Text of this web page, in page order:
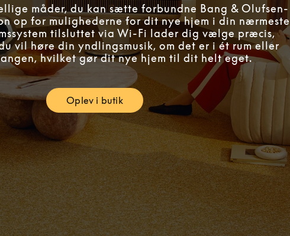
måder, du kan sætte forbundne Bang & Olufsen-
op for mulighederne for dit nye hjem i din nærmeste
tilsluttet via Wi-Fi lader dig vælge præcis,
vil høre din yndlingsmusik, om det er i ét rum eller
hvilket gør dit nye hjem til dit helt eget.
Oplev i butikLink Opens in New Tab